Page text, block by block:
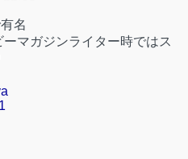
名
マガジンライター時ではス